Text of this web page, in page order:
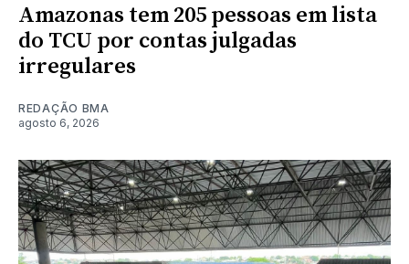
Amazonas tem 205 pessoas em lista
do TCU por contas julgadas
irregulares
REDAÇÃO BMA
agosto 6, 2026